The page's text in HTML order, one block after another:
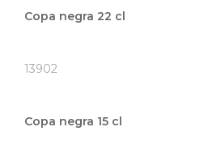
Copa negra 22 cl
13902
Copa negra 15 cl